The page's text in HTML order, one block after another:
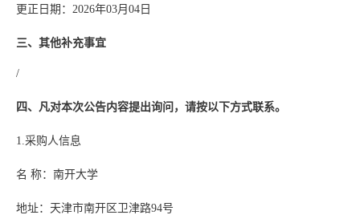
更正日期：2026年03月04日
三、其他补充事宜
/
四、凡对本次公告内容提出询问，请按以下方式联系。
1.采购人信息
名 称：南开大学
地址：天津市南开区卫津路94号